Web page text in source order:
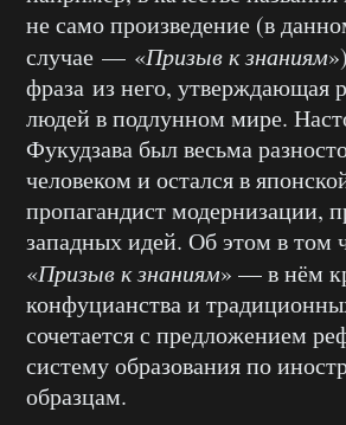
не само произведение (в
случае — «Призыв к знаниям
фраза из него, утверждающая
людей в подлунном мире.
Фукудзава был весьма
человеком и остался в
пропагандист модернизации,
западных идей. Об этом в том
«Призыв к знаниям» — в нём
конфуцианства и
сочетается с предложением
систему образования по
образцам.